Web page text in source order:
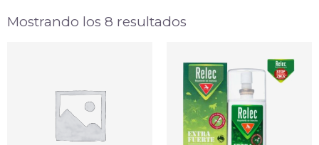
Mostrando los 8 resultados